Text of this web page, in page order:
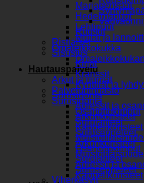
Marjapensaat
Hedelmäpuut
Lehtipuut
Mullat ja
Omaleikkokukka
Hautauspalvelu
Arkut ja uurnat
Palveluhinnasto
Surusidonta
Osanottokimput
Surulaitteet
Suruseppeleet
Arkunkoristeet
Adressit ja
Kappelikoristeet
Ruusut
Ristiäiset
Sisustus
Kirjat
Kranssit
Kynttilät ja
Surusidonta
Adressit ja
Arkunkoristeet
Kappelikoristeet
Osanottokimput
Surulaitteet
Suruseppeleet
Viherkasvit